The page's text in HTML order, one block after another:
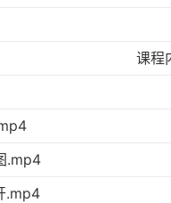
课程
.mp4
.mp4